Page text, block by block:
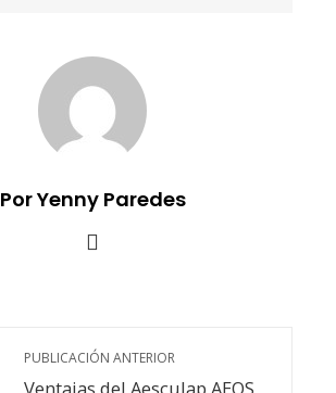
Por Yenny Paredes
PUBLICACIÓN ANTERIOR